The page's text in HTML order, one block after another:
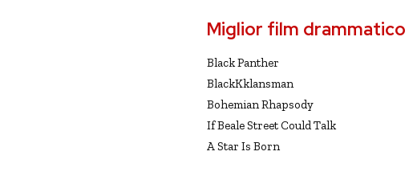
Miglior film drammatico
Black Panther
BlackKklansman
Bohemian Rhapsody
If Beale Street Could Talk
A Star Is Born